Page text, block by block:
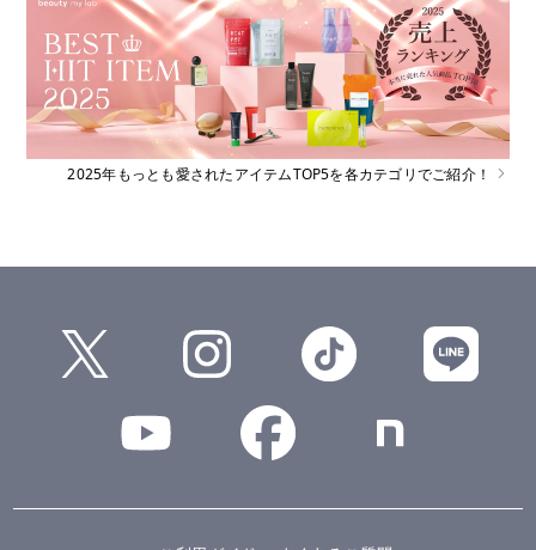
2025年もっとも愛されたアイテムTOP5を各カテゴリでご紹介！